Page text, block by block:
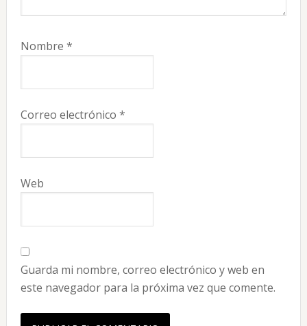
Nombre *
Correo electrónico *
Web
Guarda mi nombre, correo electrónico y web en
este navegador para la próxima vez que comente.